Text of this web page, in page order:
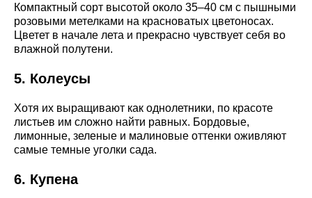
Компактный сорт высотой около 35–40 см с пышными
розовыми метелками на красноватых цветоносах.
Цветет в начале лета и прекрасно чувствует себя во
влажной полутени.
5. Колеусы
Хотя их выращивают как однолетники, по красоте
листьев им сложно найти равных. Бордовые,
лимонные, зеленые и малиновые оттенки оживляют
самые темные уголки сада.
6. Купена